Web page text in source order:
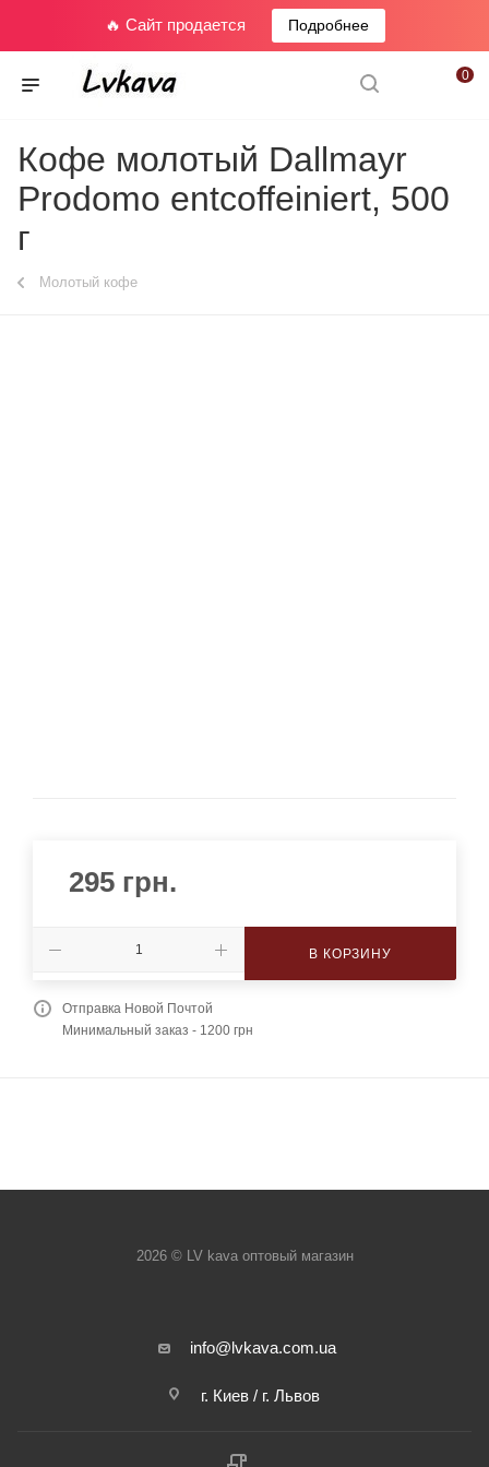
🔥 Сайт продается Подробнее
0
Кофе молотый Dallmayr
Prodomo entcoffeiniert, 500
г
Молотый кофе
295 грн.
В КОРЗИНУ
Отправка Новой Почтой
Минимальный заказ - 1200 грн
2026 © LV kava оптовый магазин
info@lvkava.com.ua
г. Киев / г. Львов